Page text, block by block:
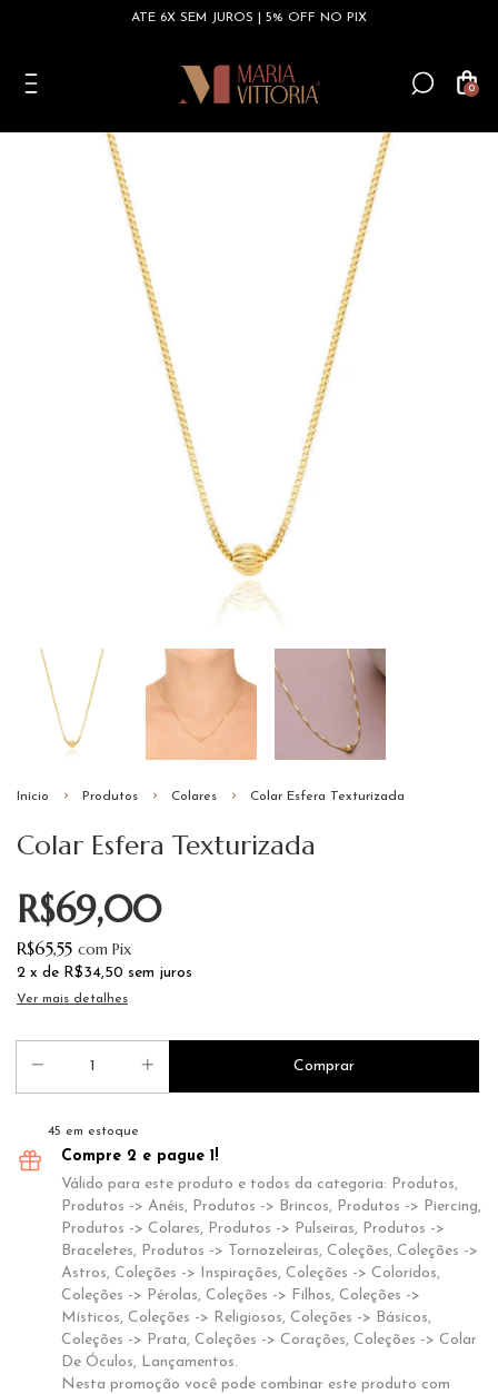
ATÉ 6X SEM JUROS | 5% OFF NO PIX
0
Início Produtos Colares Colar Esfera Texturizada
Colar Esfera Texturizada
R$69,00
R$65,55 com Pix
2 x de R$34,50 sem juros
Ver mais detalhes
45 em estoque
Compre 2 e pague 1!
Válido para este produto e todos da categoria: Produtos,
Produtos -> Anéis, Produtos -> Brincos, Produtos -> Piercing,
Produtos -> Colares, Produtos -> Pulseiras, Produtos ->
Braceletes, Produtos -> Tornozeleiras, Coleções, Coleções ->
Astros, Coleções -> Inspirações, Coleções -> Coloridos,
Coleções -> Pérolas, Coleções -> Filhos, Coleções ->
Místicos, Coleções -> Religiosos, Coleções -> Básicos,
Coleções -> Prata, Coleções -> Corações, Coleções -> Colar
De Óculos, Lançamentos.
Nesta promoção você pode combinar este produto com